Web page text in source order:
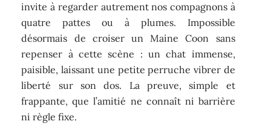
invite à regarder autrement nos compagnons à
quatre pattes ou à plumes. Impossible
désormais de croiser un Maine Coon sans
repenser à cette scène : un chat immense,
paisible, laissant une petite perruche vibrer de
liberté sur son dos. La preuve, simple et
frappante, que l’amitié ne connaît ni barrière
ni règle fixe.